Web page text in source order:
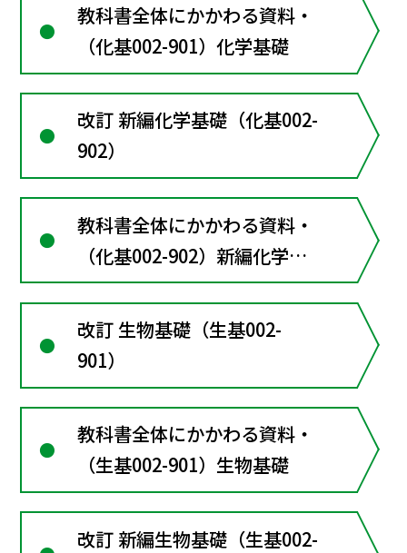
教科書全体にかかわる資料・
（化基002-901）化学基礎
改訂 新編化学基礎（化基002-
902）
教科書全体にかかわる資料・
（化基002-902）新編化学基
礎
改訂 生物基礎（生基002-
901）
教科書全体にかかわる資料・
（生基002-901）生物基礎
改訂 新編生物基礎（生基002-